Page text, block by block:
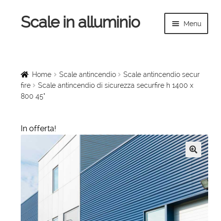
Vai
alla
Vai
al
Scale in alluminio Menu
child
Scale a chiocciola
Scale per interni
Linee vita
il
menu
child
Scale in legno
Espandi
il
menu
child
Rampe di carico
Sollevatori
Espandi
il
Home Scale antincendio
Scale antincendio secur
fire
Scale antincendio di sicurezza securfire h 1400 x
800 45°
In offerta!
🔍